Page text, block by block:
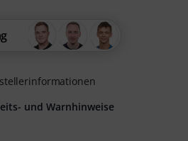
und Warnhinweise